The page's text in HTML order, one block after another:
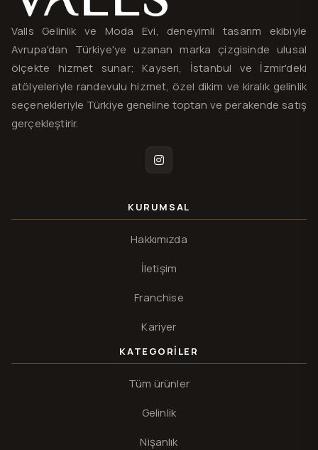
Valls Gelinlik ve Moda Evi, deneyimli tasarım ekibiyle
Avrupa'dan Türkiye'ye uzanan marka çizgisinde ulusal
ölçekte hizmet sunar; Kayseri, İstanbul ve İzmir'deki
atölyeleriyle randevulu hizmet, özel dikim ve kiralık gelinlik
seçenekleriyle Türkiye geneline toptan ve perakende satış
gerçekleştirir.
Instagram
KURUMSAL
Hakkımızda
İletişim
Franchise
Kariyer
KATEGORILER
Tüm ürünler
Gelinlik
Nişanlık